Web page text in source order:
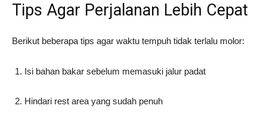
Tips Agar Perjalanan Lebih Cepat
Berikut beberapa tips agar waktu tempuh tidak terlalu molor:
Isi bahan bakar sebelum memasuki jalur padat
Hindari rest area yang sudah penuh